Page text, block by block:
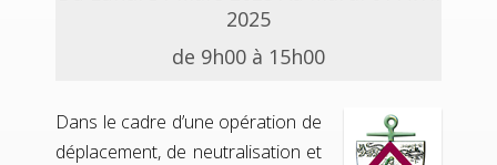
2025
de 9h00 à 15h00
Dans le cadre d’une opération de
déplacement, de neutralisation et